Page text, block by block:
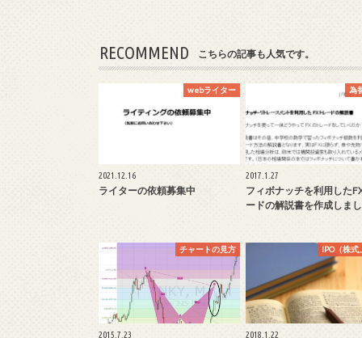
RECOMMEND こちらの記事も人気です。
webライター
2021.12.16
ライターの依頼募集中
為
2017.1.27
フィボナッチを利用した
ードの解説書を作成しま
チャートの見方
2015.7.23
IPO（株式
2018.1.22